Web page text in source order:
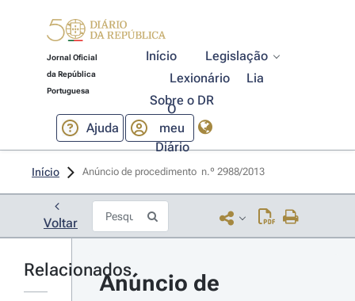
Jornal Oficial
da República
Portuguesa
Início
Legislação
Lexionário
Lia
Sobre o DR
Ajuda
O
meu
Diário
Início Anúncio de procedimento  n.º 2988/2013
Voltar
Relacionados
Anúncio de